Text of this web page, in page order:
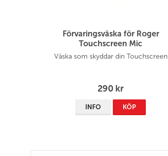
Förvaringsväska för Roger
Touchscreen Mic
Väska som skyddar din Touchscreen
290 kr
INFO KÖP